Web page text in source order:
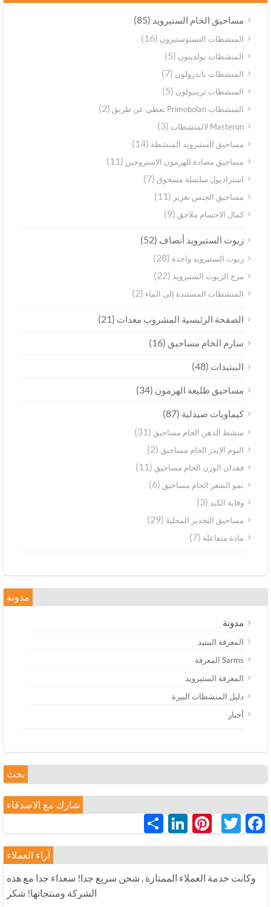
مساحيق الخام الستيرويد(85)
المنشطات التستوستيرون (16)
المنشطات بولدينون(5)
المنشطات ناندرولون(7)
المنشطات ترينبولون(5)
المنشطات Primobolan تعطى عن طريق (2)
Masteron لالمنشطات (3)
مساحيق الستيرويد المنشطة(14)
مساحيق مضادة للهرمون الاستروجين(11)
استراديول سلسلة مسحوق(7)
مساحيق الجنس تعزيز(11)
كمال الاجسام ملاحق(9)
زيوت الستيرويد أنصاف(52)
زيوت الستيرويد واحدة(28)
مزج الزيوت الستيرويد (22)
المنشطات المستندة إلى الماء(2)
الصفحة الرئيسية المشروب معدات(21)
سارم الخام مساحيق(16)
الببتيدات(48)
مساحيق طليعة الهرمون(34)
كيماويات صيدلية(87)
منشط الذهن الخام مساحيق(31)
النوم الإيدز الخام مساحيق(2)
فقدان الوزن الخام مساحيق(11)
نمو الشعر الخام مساحيق(6)
وقاية الكبد(3)
مساحيق التخدير المحلية(29)
مادة متفاعلة(7)
مدونة
مدونة
المعرفة الببتيد
Sarms المعرفة
المعرفة الستيرويد
دليل المنشطات البيرة
أخبار
بحث
شارك مع الاصدقاء
Facebook
Twitter
Pinterest
LinkedIn
分
享
آراء العملاء
وكانت خدمة العملاء الممتازة , شحن سريع جدا! سعداء جدا مع هذه
الشركة ومنتجاتها! شكر